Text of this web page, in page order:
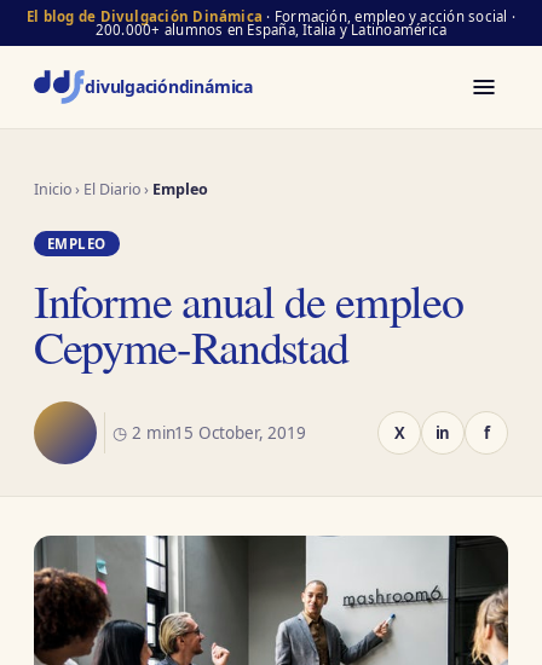
El blog de Divulgación Dinámica · Formación, empleo y acción social ·
200.000+ alumnos en España, Italia y Latinoamérica
divulgacióndinámica
Inicio› El Diario› Empleo
EMPLEO
Informe anual de empleo
Cepyme-Randstad
◷ 2 min15 October, 2019 X in f